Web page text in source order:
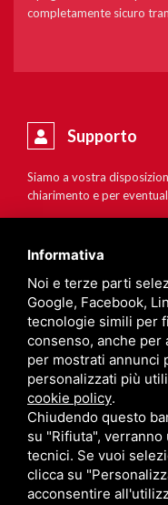
completamente sicuro
Supporto
Siamo a vostra
chiarimento e per
Informativa
Noi e terze parti
Google, Facebook,
tecnologie simili per
consenso, anche per
per mostrati annunci
personalizzati più
cookie policy.
Chiudendo questo
su "Rifiuta",
tecnici. Se vuoi
clicca su
acconsentire